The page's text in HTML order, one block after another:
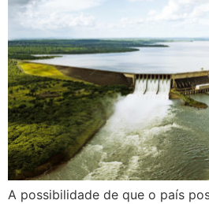
A possibilidade de que o país